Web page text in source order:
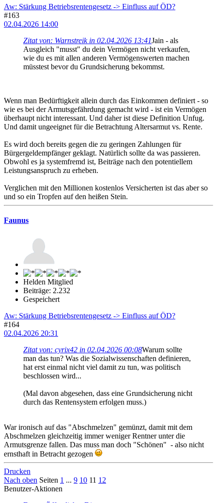
Aw: Stärkung Betriebsrentengesetz -> Einfluss auf ÖD?
#163
02.04.2026 14:00
Zitat von: Warnstreik in 02.04.2026 13:41Jain - als
Ausgleich "musst" du dein Vermögen nicht verkaufen,
wie du es mit allen anderen Vermögenswerten machen
müsstest bevor du Grundsicherung bekommst.
Wenn man Bedürftigkeit allein durch das Einkommen definiert - so
wie es bei der Armutsgefährdung gemacht wird - ist ein Vermögen
überhaupt nicht interessant. Und daher ist diese Definition Unfug.
Und damit ungeeignet für die Betrachtung Altersarmut vs. Rente.
Es wird doch bereits gegen die zu geringen Zahlungen für
Bürgergeldempfänger geklagt. Natürlich sollte da was passieren.
Obwohl es ja systemfremd ist, Beiträge nach den potentiellem
Leistungsanspruch zu erheben.
Verglichen mit den Millionen kostenlos Versicherten ist das aber so
und so ein Tropfen auf den heißen Stein.
Faunus
Helden Mitglied
Beiträge: 2.232
Gespeichert
Aw: Stärkung Betriebsrentengesetz -> Einfluss auf ÖD?
#164
02.04.2026 20:31
Zitat von: cyrix42 in 02.04.2026 00:08Warum sollte
man das tun? Was die Sozialwissenschaften definieren,
hat erst einmal nicht viel damit zu tun, was politisch
beschlossen wird...
(Mal davon abgesehen, dass eine Grundsicherung nicht
durch das Rentensystem erfolgen muss.)
War ironisch auf das "Abschmelzen" gemünzt, damit mit dem
Abschmelzen gleichzeitig immer weniger Rentner unter die
Armutsgrenze fallen. Das muss man doch "Schönen" - also nicht
ernsthaft in Betracht gezogen
Drucken
Nach oben Seiten 1 ... 9 10 11 12
Benutzer-Aktionen